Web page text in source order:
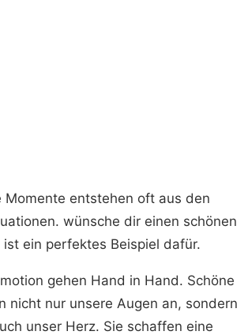
Momente entstehen oft aus den
wünsche dir einen schönen
ein perfektes Beispiel dafür.
gehen Hand in Hand. Schöne
nicht nur unsere Augen an, sondern
unser Herz. Sie schaffen eine